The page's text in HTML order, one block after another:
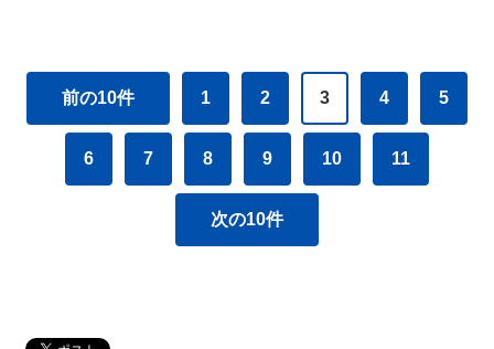
前の10件 1 2 3 4 5
6 7 8 9 10 11
次の10件